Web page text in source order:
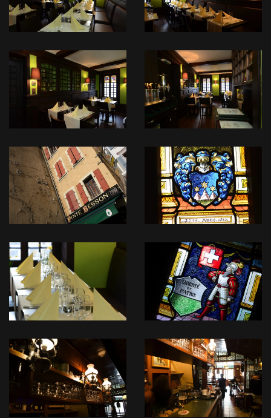
MORE MORE
READ
MORE
READ
MORE
READ
MORE
READ
MORE
READ
MORE
READ
MORE
READ
MORE
READ
MORE